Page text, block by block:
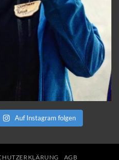
Auf Instagram folgen
AGB